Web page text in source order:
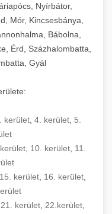
Nyírbátor,
Mór, Kincsesbánya,
Bábolna,
Érd, Százhalombatta,
Gyál
kerület 4. kerület 5.
, 10. kerület, 11.
15. kerület 16. kerület
21. kerület 22.kerület